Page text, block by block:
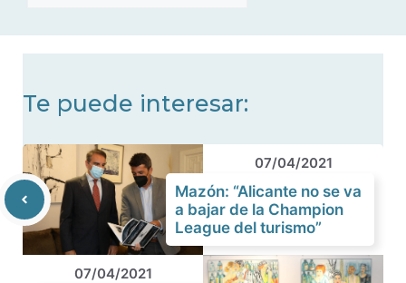
Te puede interesar:
07/04/2021
Mazón: “Alicante no se va
a bajar de la Champion
League del turismo”
07/04/2021